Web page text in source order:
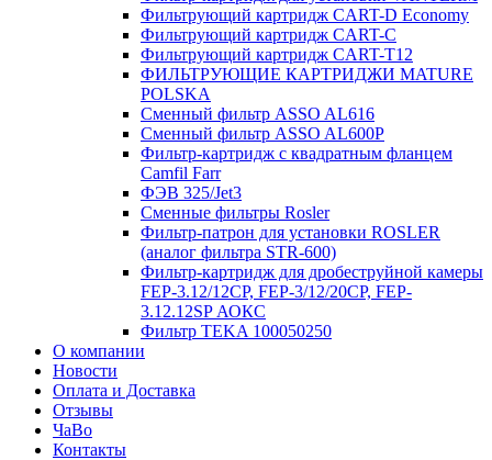
Фильтрующий картридж CART-D Economy
Фильтрующий картридж CART-C
Фильтрующий картридж CART-T12
ФИЛЬТРУЮЩИЕ КАРТРИДЖИ MATURE
POLSKA
Сменный фильтр ASSO AL616
Сменный фильтр ASSO AL600P
Фильтр-картридж с квадратным фланцем
Camfil Farr
ФЭВ 325/Jet3
Сменные фильтры Rosler
Фильтр-патрон для установки ROSLER
(аналог фильтра STR-600)
Фильтр-картридж для дробеструйной камеры
FEP-3.12/12СР, FEP-3/12/20CP, FEP-
3.12.12SP АОКС
Фильтр TEKA 100050250
О компании
Новости
Оплата и Доставка
Отзывы
ЧаВо
Контакты